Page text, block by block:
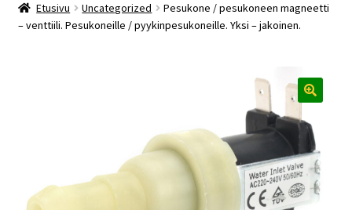
Maksu
Etusivu Uncategorized
Pesukone / pesukoneen magneetti
– venttiili. Pesukoneille / pyykinpesukoneille. Yksi – jakoinen.